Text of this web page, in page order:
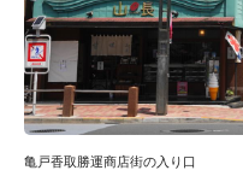
亀戸香取勝運商店街の入り口